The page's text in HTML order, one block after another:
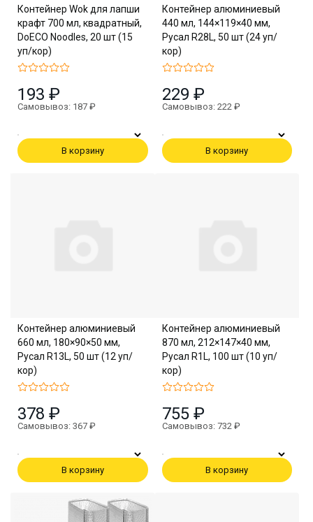
Контейнер Wok для лапши
крафт 700 мл, квадратный,
DoECO Noodles, 20 шт (15
уп/кор)
193 ₽
Самовывоз: 187 ₽
В корзину
Контейнер алюминиевый
440 мл, 144×119×40 мм,
Русал R28L, 50 шт (24 уп/
кор)
229 ₽
Самовывоз: 222 ₽
В корзину
Контейнер алюминиевый
660 мл, 180×90×50 мм,
Русал R13L, 50 шт (12 уп/
кор)
378 ₽
Самовывоз: 367 ₽
В корзину
Контейнер алюминиевый
870 мл, 212×147×40 мм,
Русал R1L, 100 шт (10 уп/
кор)
755 ₽
Самовывоз: 732 ₽
В корзину